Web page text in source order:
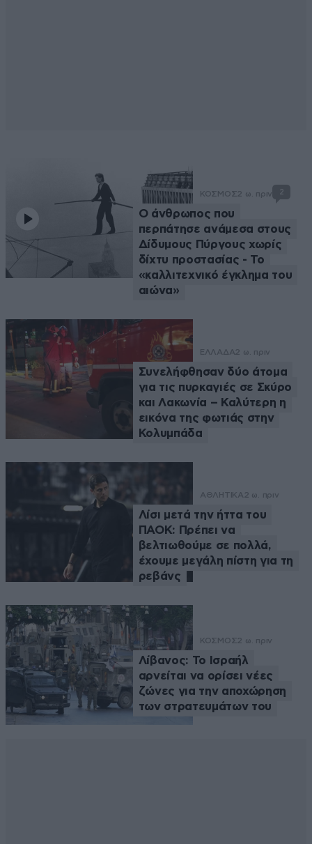
ΚΟΣΜΟΣ2 ω. πριν 2
Ο άνθρωπος που
περπάτησε ανάμεσα στους
Δίδυμους Πύργους χωρίς
δίχτυ προστασίας - Το
«καλλιτεχνικό έγκλημα του
αιώνα»
ΕΛΛΑΔΑ2 ω. πριν
Συνελήφθησαν δύο άτομα
για τις πυρκαγιές σε Σκύρο
και Λακωνία – Καλύτερη η
εικόνα της φωτιάς στην
Κολυμπάδα
ΑΘΛΗΤΙΚΑ 2 ω. πριν
Λίσι μετά την ήττα του
ΠΑΟΚ: Πρέπει να
βελτιωθούμε σε πολλά,
έχουμε μεγάλη πίστη για τη
ρεβάνς
ΚΟΣΜΟΣ2 ω. πριν
Λίβανος: Το Ισραήλ
αρνείται να ορίσει νέες
ζώνες για την αποχώρηση
των στρατευμάτων του